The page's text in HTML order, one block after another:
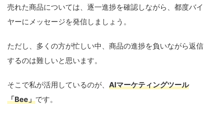
売れた商品については、逐一進捗を確認しながら、都度バイ
ヤーにメッセージを発信しましょう。
ただし、多くの方が忙しい中、商品の進捗を負いながら返信
するのは難しいと思います。
そこで私が活用しているのが、 AIマーケティングツール
「Bee」です。